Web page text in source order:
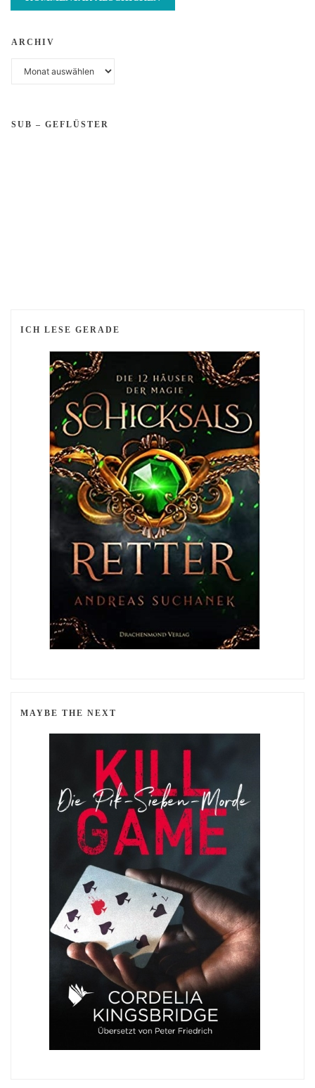
ARCHIV
SUB – GEFLÜSTER
ICH LESE GERADE
MAYBE THE NEXT